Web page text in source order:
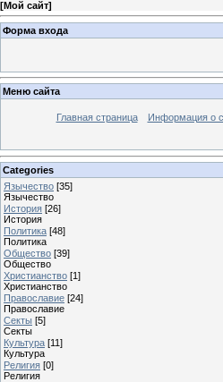
[Мой сайт]
Форма входа
Меню сайта
Главная страница Информация о
Categories
Язычество [35]
Язычество
История [26]
История
Политика [48]
Политика
Общество [39]
Общество
Христианство [1]
Христианство
Православие [24]
Православие
Секты [5]
Секты
Культура [11]
Культура
Религия [0]
Религия